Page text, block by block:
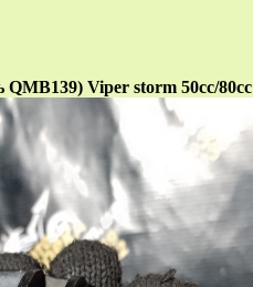
Viper storm 50cc/80сс